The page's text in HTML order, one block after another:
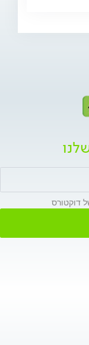
דוקטורס